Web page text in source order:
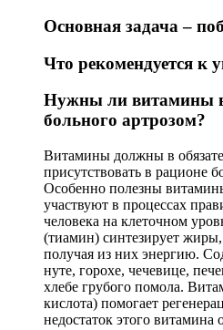
Основная задача –
Что рекомендуется к
Нужны ли витамины
больного артрозом?
Витамины должны в
присутствовать в рационе
Особенно полезны
участвуют в процессах
человека на клеточном
(тиамин) синтезирует
получая из них энергию.
нуте, горохе, чечевице,
хлебе грубого помола.
кислота) помогает
недостаток этого витамина